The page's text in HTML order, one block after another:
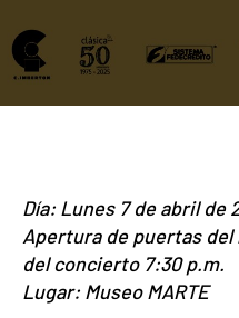
Día: Lunes 7 de abril de
Apertura de puertas
del concierto 7:30 p.m.
Lugar: Museo MARTE